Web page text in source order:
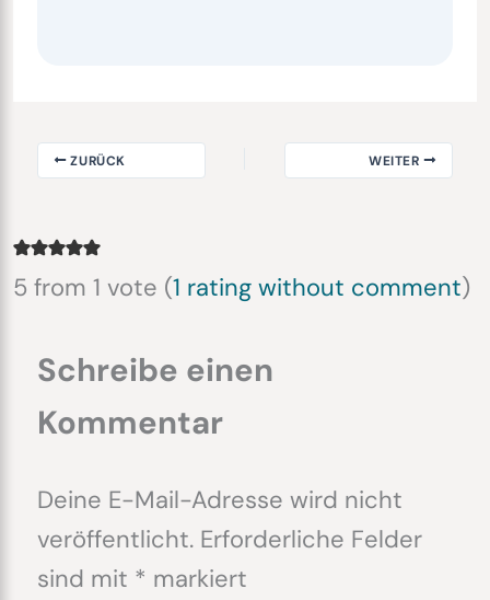
ZURÜCK WEITER
5 from 1 vote (1 rating without comment)
Schreibe einen
Kommentar
Deine E-Mail-Adresse wird nicht
veröffentlicht. Erforderliche Felder
sind mit * markiert